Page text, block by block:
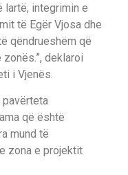
integrimin e
të Egër Vjosa dhe
qëndrueshëm që
deklaroi
i Vjenës.
që është
mund të
zona e projektit